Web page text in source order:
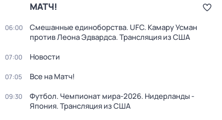
МАТЧ!
06:00
Смешанные единоборства. UFC. Камару Усман
против Леона Эдвардса. Трансляция из США
07:00 Новости
07:05 Все на Матч!
09:30
Футбол. Чемпионат мира-2026. Нидерланды -
Япония. Трансляция из США